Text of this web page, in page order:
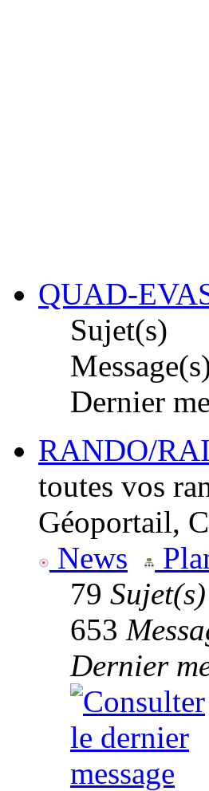
QUAD-
Sujet(s)
Dernier
RANDO/
toutes vos
Géoportail,
News
79 Sujet(s)
653
Dernier